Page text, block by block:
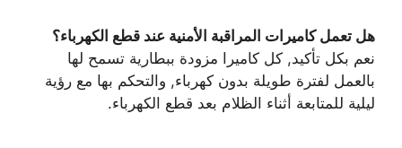
هل تعمل كاميرات المراقبة الأمنية عند قطع الكهرباء؟
نعم بكل تأكيد, كل كاميرا مزودة ببطارية تسمح لها
بالعمل لفترة طويلة بدون كهرباء, والتحكم بها مع رؤية
ليلية للمتابعة أثناء الظلام بعد قطع الكهرباء.